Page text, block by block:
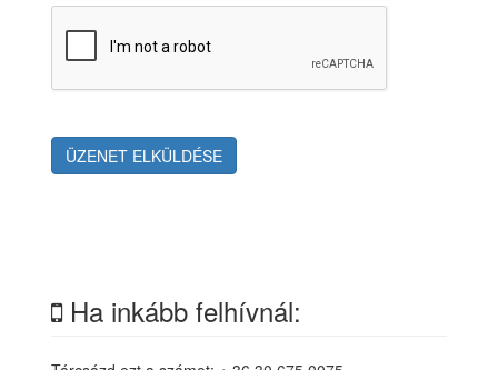
ÜZENET ELKÜLDÉSE
Ha inkább felhívnál: